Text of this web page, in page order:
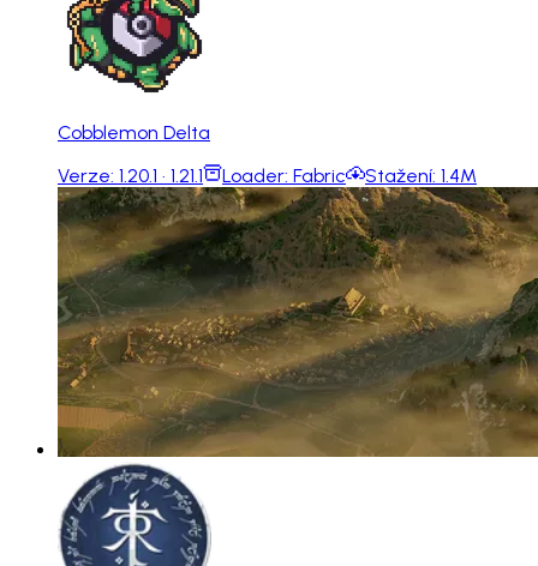
Cobblemon Delta
Verze: 1.20.1 · 1.21.1 Loader: Fabric Stažení: 1.4M